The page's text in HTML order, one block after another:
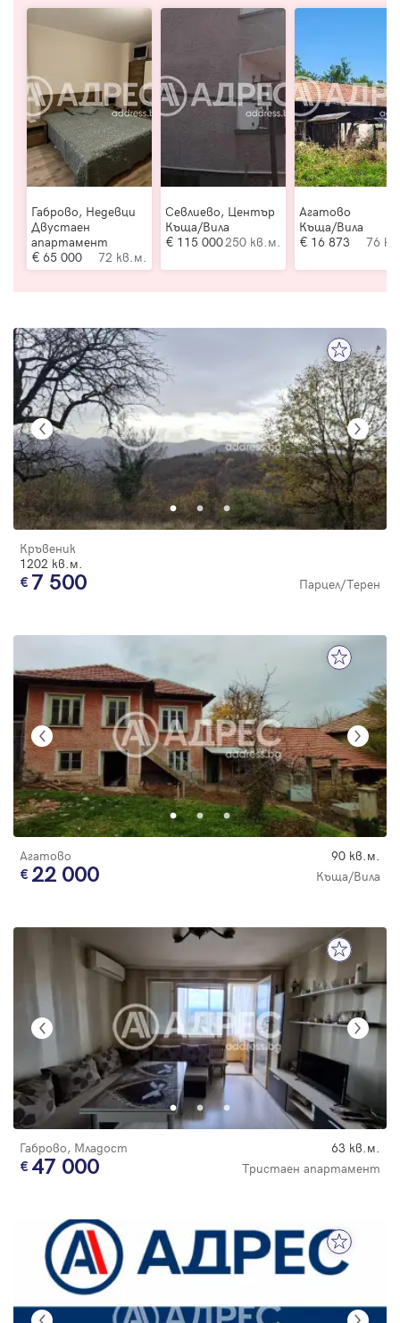
Габрово, Недевци
Двустаен
апартамент
65 000
72 кв.м.
Севлиево, Център
Къща/Вила
115 000250 кв.м.
Агатово
Къща/Вила
16 873
76
Кръвеник
1202 кв.м.
7 500 Парцел/Терен
Агатово 90 кв.м.
22 000 Къща/Вила
Габрово, Младост 63 кв.м.
47 000 Тристаен апартамент